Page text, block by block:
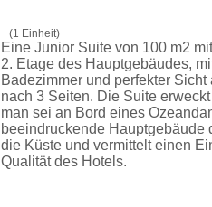
(1 Einheit)
Eine Junior Suite von 100 m2
2. Etage des Hauptgebäudes,
Badezimmer und perfekter Sicht
nach 3 Seiten. Die Suite
man sei an Bord eines
beeindruckende Hauptgebäude
die Küste und vermittelt einen
Qualität des Hotels.